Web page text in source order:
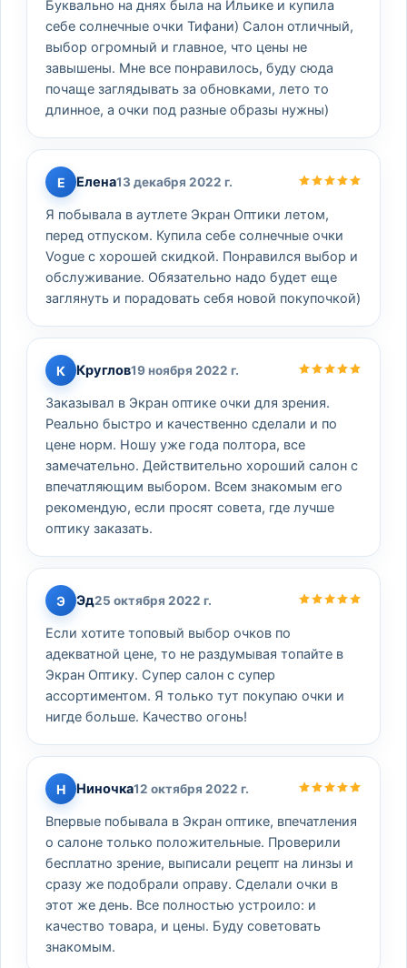
Буквально на днях была на Ильике и купила
себе солнечные очки Тифани) Салон отличный,
выбор огромный и главное, что цены не
завышены. Мне все понравилось, буду сюда
почаще заглядывать за обновками, лето то
длинное, а очки под разные образы нужны)
Е Елена13 декабря 2022 г.
Я побывала в аутлете Экран Оптики летом,
перед отпуском. Купила себе солнечные очки
Vogue с хорошей скидкой. Понравился выбор и
обслуживание. Обязательно надо будет еще
заглянуть и порадовать себя новой покупочкой)
К Круглов19 ноября 2022 г.
Заказывал в Экран оптике очки для зрения.
Реально быстро и качественно сделали и по
цене норм. Ношу уже года полтора, все
замечательно. Действительно хороший салон с
впечатляющим выбором. Всем знакомым его
рекомендую, если просят совета, где лучше
оптику заказать.
Э Эд25 октября 2022 г.
Если хотите топовый выбор очков по
адекватной цене, то не раздумывая топайте в
Экран Оптику. Супер салон с супер
ассортиментом. Я только тут покупаю очки и
нигде больше. Качество огонь!
Н Ниночка12 октября 2022 г.
Впервые побывала в Экран оптике, впечатления
о салоне только положительные. Проверили
бесплатно зрение, выписали рецепт на линзы и
сразу же подобрали оправу. Сделали очки в
этот же день. Все полностью устроило: и
качество товара, и цены. Буду советовать
знакомым.